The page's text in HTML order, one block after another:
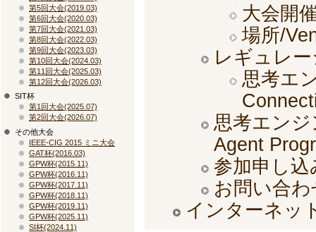
大会開
場所/
レギュレ
思考エ
思考エン
Agent
参加申し
お問い合
インターネッ
第5回大会(2019.03)
第6回大会(2020.03)
第7回大会(2021.03)
第8回大会(2022.03)
第9回大会(2023.03)
第10回大会(2024.03)
第11回大会(2025.03)
第12回大会(2026.03)
SIT杯
第1回大会(2025.07)
第2回大会(2026.07)
その他大会
IEEE-CIG 2015 ミニ大会
GAT杯(2016.03)
GPW杯(2015.11)
GPW杯(2016.11)
GPW杯(2017.11)
GPW杯(2018.11)
GPW杯(2019.11)
GPW杯(2025.11)
SI杯(2024.11)